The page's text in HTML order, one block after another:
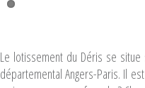
Le lotissement du Déris se situe
départemental Angers-Paris. Il